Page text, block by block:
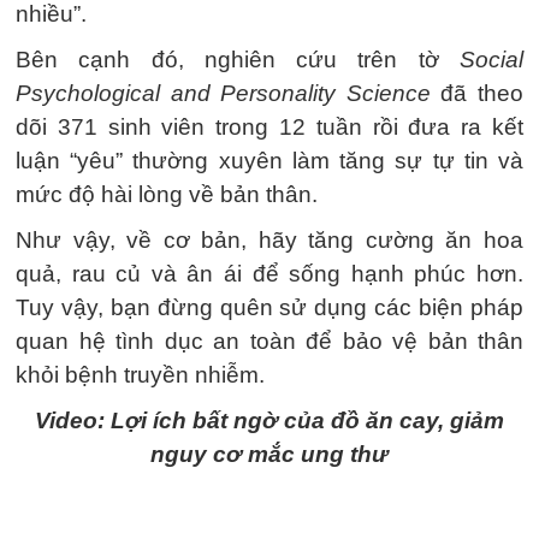
nhiều”.
Bên cạnh đó, nghiên cứu trên tờ Social
Psychological and Personality Science đã theo
dõi 371 sinh viên trong 12 tuần rồi đưa ra kết
luận “yêu” thường xuyên làm tăng sự tự tin và
mức độ hài lòng về bản thân.
Như vậy, về cơ bản, hãy tăng cường ăn hoa
quả, rau củ và ân ái để sống hạnh phúc hơn.
Tuy vậy, bạn đừng quên sử dụng các biện pháp
quan hệ tình dục an toàn để bảo vệ bản thân
khỏi bệnh truyền nhiễm.
Video: Lợi ích bất ngờ của đồ ăn cay, giảm
nguy cơ mắc ung thư